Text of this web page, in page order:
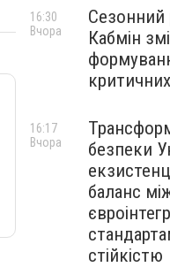
Сезонний
Кабмін
16:30
Вчора
безпеки
баланс
стійкістю
16:17
Вчора